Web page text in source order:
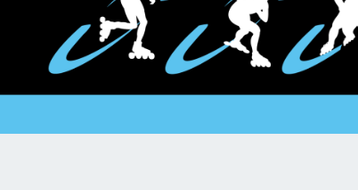
C'
CHARTRES
@Bientôt